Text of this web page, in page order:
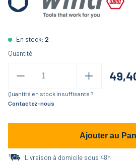
En stock: 2
Quantité
Quantité en stock insuffisante ?
Contactez-nous
Ajouter au
Livraison à domicile sous 48h